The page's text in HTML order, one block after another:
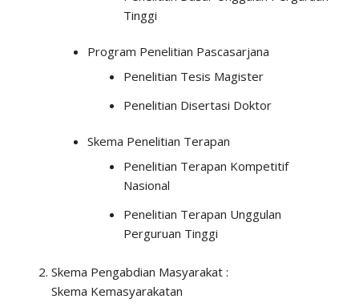
Tinggi
Program Penelitian Pascasarjana
Penelitian Tesis Magister
Penelitian Disertasi Doktor
Skema Penelitian Terapan
Penelitian Terapan Kompetitif
Nasional
Penelitian Terapan Unggulan
Perguruan Tinggi
Skema Pengabdian Masyarakat :
Skema Kemasyarakatan